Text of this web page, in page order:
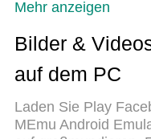
Nutzung der App
Von nun an können
Maus im
all die
Einrichtung, intuitive
Einschränkungen
Mehr anzeigen
Bilder &
auf dem PC
Laden Sie Play
MEmu Android